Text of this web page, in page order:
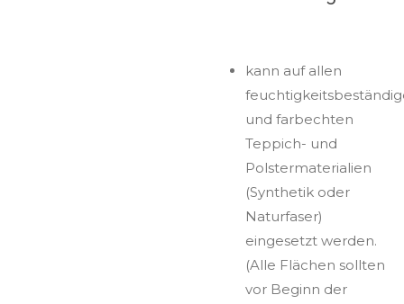
kann auf allen
und farbechten
Teppich- und
Polstermaterialien
(Synthetik oder
Naturfaser)
eingesetzt werden.
(Alle Flächen sollten
vor Beginn der